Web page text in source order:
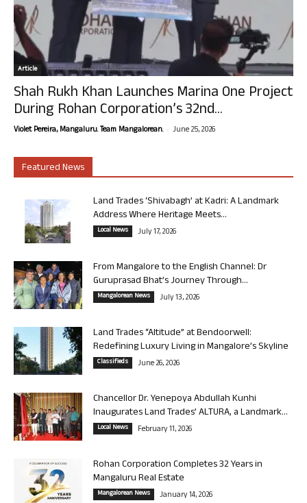
Article
Shah Rukh Khan Launches Marina One Project
During Rohan Corporation’s 32nd...
Violet Pereira, Mangaluru. Team Mangalorean. - June 25, 2026
Featured News
Land Trades ‘Shivabagh’ at Kadri: A Landmark
Address Where Heritage Meets...
Local News July 17, 2026
From Mangalore to the English Channel: Dr
Guruprasad Bhat’s Journey Through...
Mangalorean News July 13, 2026
Land Trades “Altitude” at Bendoorwell:
Redefining Luxury Living in Mangalore’s Skyline
Classifieds June 26, 2026
Chancellor Dr. Yenepoya Abdullah Kunhi
Inaugurates Land Trades’ ALTURA, a Landmark...
Local News February 11, 2026
Rohan Corporation Completes 32 Years in
Mangaluru Real Estate
Mangalorean News January 14, 2026